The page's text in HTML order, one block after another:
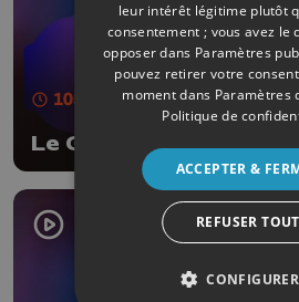
105 min - Publié le 20/03/
Le Grand Blind
leur intérêt légitime plutôt
consentement ; vous avez le
opposer dans Paramètres
pouvez retirer votre
moment dans Paramètres
Politique de
ACCEPTER &
REFUSER TOUT
CONFIGURER